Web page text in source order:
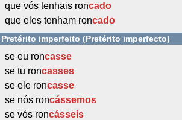
que vós tenhais roncado
que eles tenham roncado
Pretérito imperfeito (Pretérito imperfecto)
se eu roncasse
se tu roncasses
se ele roncasse
se nós roncássemos
se vós roncásseis